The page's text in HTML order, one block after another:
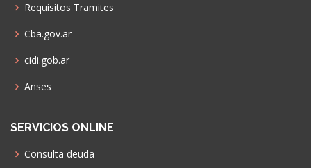
Requisitos Tramites
Cba.gov.ar
cidi.gob.ar
Anses
SERVICIOS ONLINE
Consulta deuda